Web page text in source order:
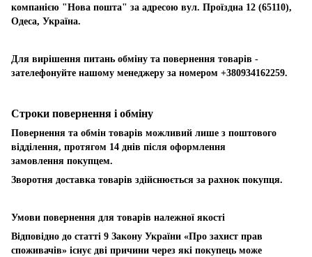
компанією "Нова пошта" за адресою вул. Проїздна 12 (65110),
Одеса, Україна.
Для вирішення питань обміну та повернення товарів -
зателефонуйте нашому менеджеру за номером +380934162259.
Строки повернення і обміну
Повернення та обмін товарів можливий лише з поштового
відділення, протягом 14 днів після оформлення
замовлення покупцем.
Зворотня доставка товарів здійснюється за рахнок покупця.
Умови повернення для товарів належної якості
Відповідно до статті 9 Закону України «Про захист прав
споживачів» існує дві причини через які покупець може